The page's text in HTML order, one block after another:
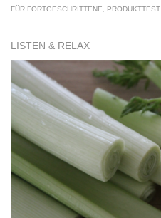
FÜR FORTGESCHRITTENE
PRODUKTTEST
LISTEN & RELAX